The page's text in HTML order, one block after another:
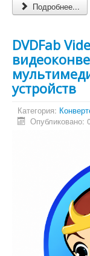
Подробнее...
DVDFab
устройств
Категория:
Опубликовано: